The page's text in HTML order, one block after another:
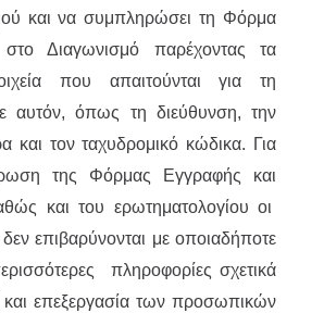
και να συμπληρώσει τη Φόρμα
Διαγωνισμό παρέχοντας τα
που απαιτούνται για τη
αυτόν, όπως τη διεύθυνση, την
και τον ταχυδρομικό κώδικα. Για
της Φόρμας Εγγραφής και
και του ερωτηματολογίου οι
δεν επιβαρύνονται με οποιαδήποτε
πληροφορίες σχετικά
επεξεργασία των προσωπικών